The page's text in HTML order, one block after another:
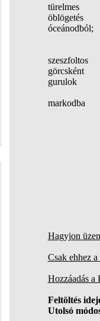
türelmes
öblögetés
óceánodból;
szeszfoltos
görcsként
gurulok
markodba
Hagyjon
Csak ehhez
Hozzáadás
Feltöltés
Utolsó